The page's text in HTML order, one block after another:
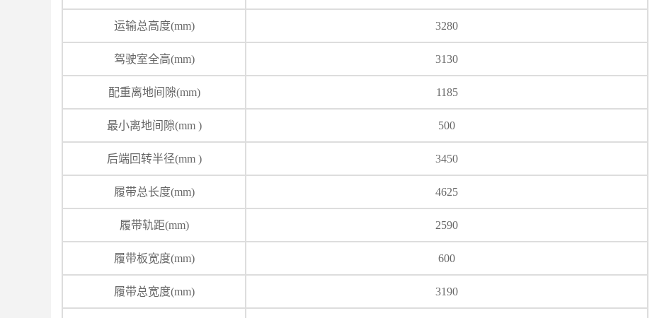
运输总高度(mm) 3280
驾驶室全高(mm) 3130
配重离地间隙(mm) 1185
最小离地间隙(mm ) 500
后端回转半径(mm ) 3450
履带总长度(mm) 4625
履带轨距(mm) 2590
履带板宽度(mm) 600
履带总宽度(mm) 3190